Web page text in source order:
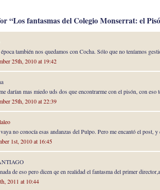
“Los fantasmas del Colegio Monserrat: el
también nos quedamos con Cocha. Sólo que no teníamos
25th, 2010 at 19:42
darían mas miedo uds dos que encontrarme con el pisón, con eso
25th, 2010 at 22:39
no conocía esas andanzas del Pulpo. Pero me encantó el post,
1st, 2010 at 16:45
de eso pero dicen qe en realidad el fantasma del primer
2011 at 10:44